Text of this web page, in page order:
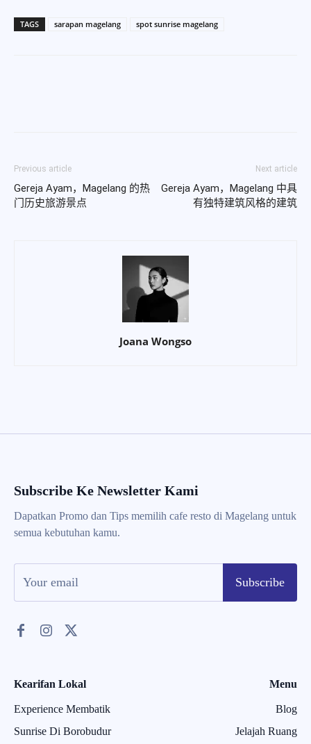
TAGS sarapan magelang spot sunrise magelang
Previous article
Gereja Ayam，Magelang 的热
门历史旅游景点
Next article
Gereja Ayam，Magelang 中具
有独特建筑风格的建筑
Joana Wongso
Subscribe Ke Newsletter Kami
Dapatkan Promo dan Tips memilih cafe resto di Magelang untuk
semua kebutuhan kamu.
Subscribe
Kearifan Lokal
Experience Membatik
Sunrise Di Borobudur
Menu
Blog
Jelajah Ruang